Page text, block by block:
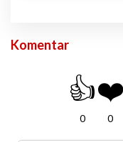
Komentar
👍
0
❤️
0